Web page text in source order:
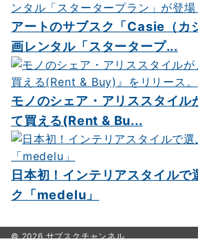
アートのサブスク「Casie（カ
画レンタル「スタータープ...
モノのシェア・アリススタイル
て買える(Rent & Bu...
日本初！インテリアスタイルで
ク「medelu」
© 2026 サブスクチャンネル